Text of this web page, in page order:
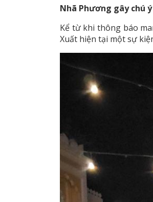
Nhã Phương gây chú
Kể từ khi thông báo
Xuất hiện tại một sự